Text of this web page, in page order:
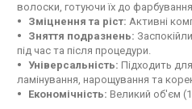
волоски, готуючи їх до
Зміцнення та ріст: Активні
Зняття подразнень:
під час та після процедури.
Універсальність: Підходить
ламінування, нарощування та
Економічність: Великий об'єм